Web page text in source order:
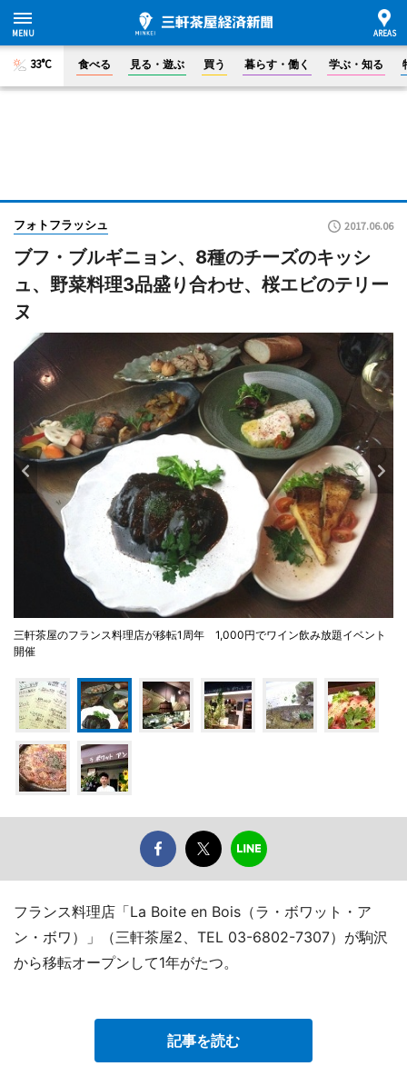
33°C 食べる 見る・遊ぶ 買う 暮らす・働く 学ぶ・知る
フォトフラッシュ 2017.06.06
ブフ・ブルギニョン、8種のチーズのキッシ
ュ、野菜料理3品盛り合わせ、桜エビのテリー
ヌ
三軒茶屋のフランス料理店が移転1周年 1,000円でワイン飲み放題イベント
開催
フランス料理店「La Boite en Bois（ラ・ボワット・ア
ン・ボワ）」（三軒茶屋2、TEL 03-6802-7307）が駒沢
から移転オープンして1年がたつ。
記事を読む